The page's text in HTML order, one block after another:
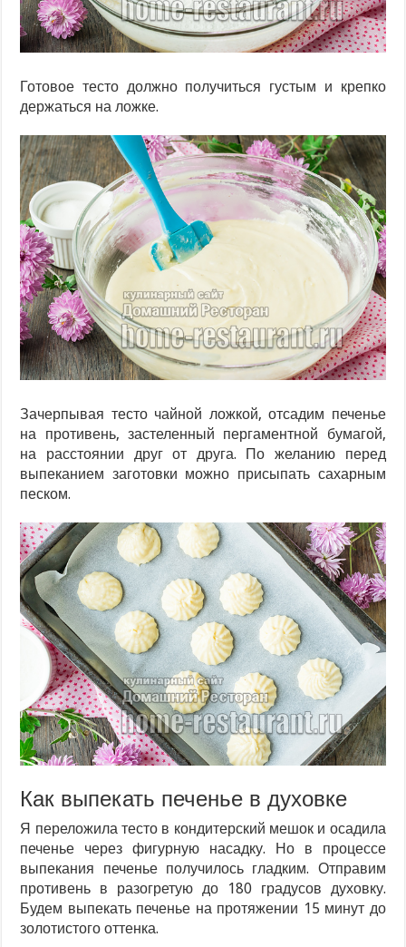
Готовое тесто должно получиться густым и крепко
держаться на ложке.
Зачерпывая тесто чайной ложкой, отсадим печенье
на противень, застеленный пергаментной бумагой,
на расстоянии друг от друга. По желанию перед
выпеканием заготовки можно присыпать сахарным
песком.
Как выпекать печенье в духовке
Я переложила тесто в кондитерский мешок и осадила
печенье через фигурную насадку. Но в процессе
выпекания печенье получилось гладким. Отправим
противень в разогретую до 180 градусов духовку.
Будем выпекать печенье на протяжении 15 минут до
золотистого оттенка.